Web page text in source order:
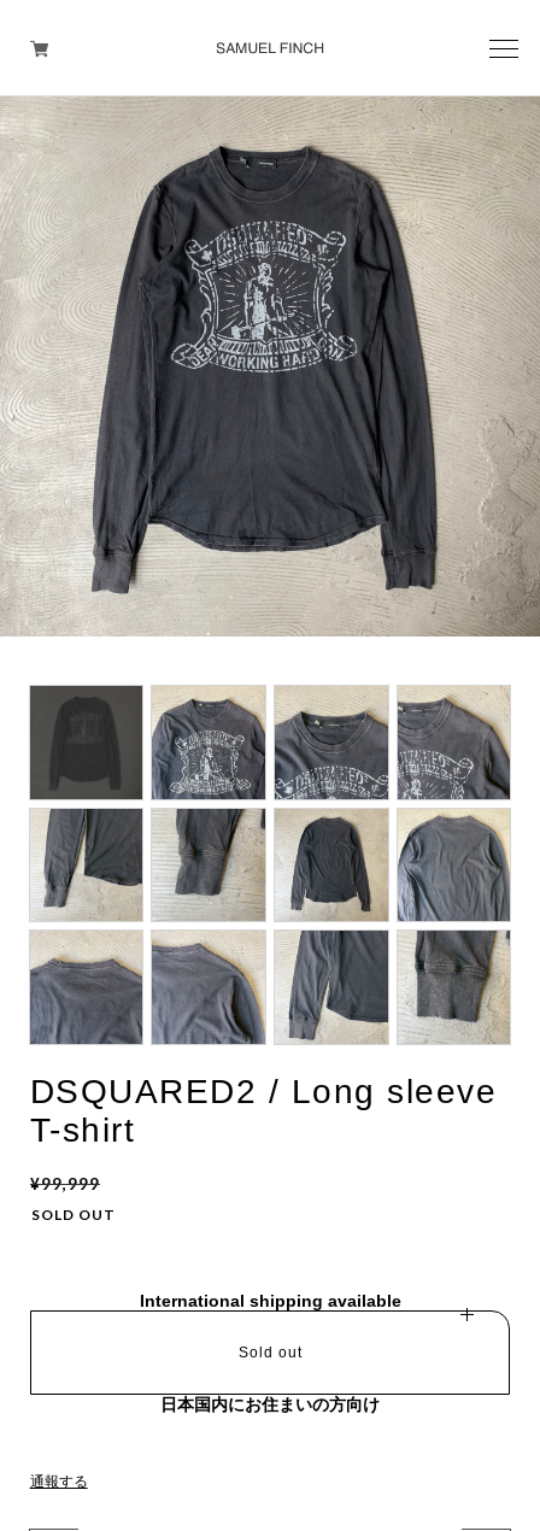
Men's
Maison Martin Margiela
Helmut Lang
Yohji Yamamoto
Other brands
TOPS
OUTER WEAR
BOTTOMS
DESIGNERS ARCHIVES
DSQUARED2 / Long sleeve
T-shirt
¥99,999
SOLD OUT
International shipping available
Sold out
日本国内にお住まいの方向け
通報する